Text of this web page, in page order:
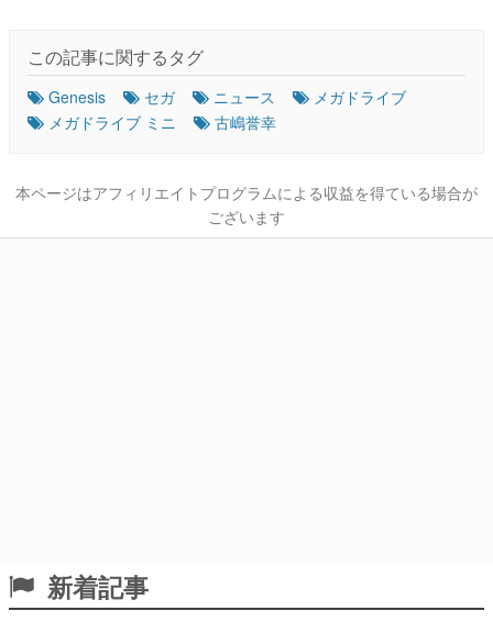
この記事に関するタグ
Genesis セガ ニュース
メガドライブ
メガドライブ ミニ
古嶋誉幸
本ページはアフィリエイトプログラムによる収益を得ている場合が
ございます
新着記事